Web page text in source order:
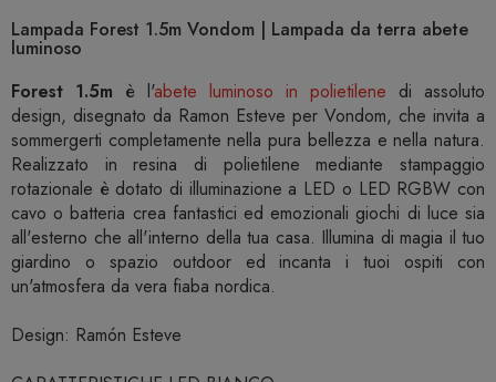
Lampada Forest 1.5m Vondom | Lampada da terra abete
luminoso
Forest 1.5m è l'abete luminoso in polietilene di assoluto
design, disegnato da Ramon Esteve per Vondom, che invita a
sommergerti completamente nella pura bellezza e nella natura.
Realizzato in resina di polietilene mediante stampaggio
rotazionale è dotato di illuminazione a LED o LED RGBW con
cavo o batteria crea fantastici ed emozionali giochi di luce sia
all'esterno che all'interno della tua casa. Illumina di magia il tuo
giardino o spazio outdoor ed incanta i tuoi ospiti con
un'atmosfera da vera fiaba nordica.
Design: Ramón Esteve